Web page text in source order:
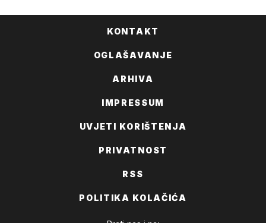
KONTAKT
OGLAŠAVANJE
ARHIVA
IMPRESSUM
UVJETI KORIŠTENJA
PRIVATNOST
RSS
POLITIKA KOLAČIĆA